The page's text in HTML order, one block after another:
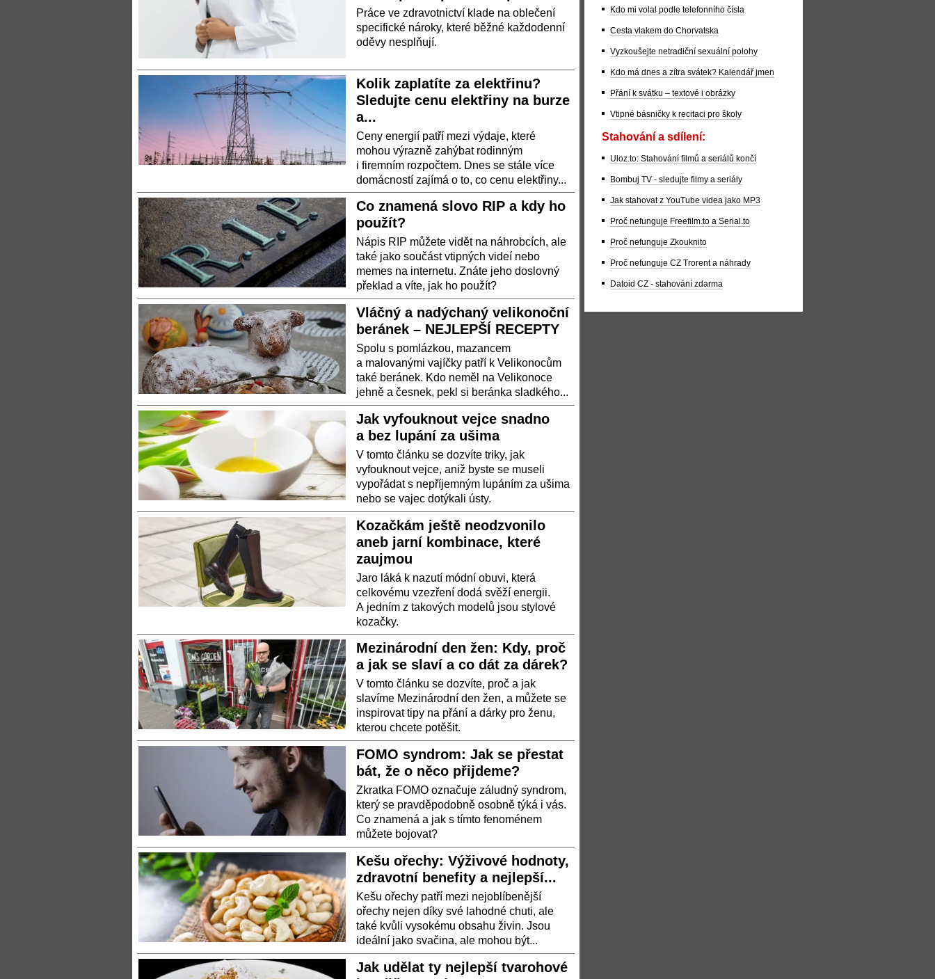
Práce ve zdravotnictví klade na oblečení
specifické nároky, které běžné každodenní
oděvy nesplňují.
Kolik zaplatíte za elektřinu?
Sledujte cenu elektřiny na burze
a...
Ceny energií patří mezi výdaje, které
mohou výrazně zahýbat rodinným
i firemním rozpočtem. Dnes se stále více
domácností zajímá o to, co cenu elektřiny...
Co znamená slovo RIP a kdy ho
použít?
Nápis RIP můžete vidět na náhrobcích, ale
také jako součást vtipných videí nebo
memes na internetu. Znáte jeho doslovný
překlad a víte, jak ho použít?
Vláčný a nadýchaný velikonoční
beránek – NEJLEPŠÍ RECEPTY
Spolu s pomlázkou, mazancem
a malovanými vajíčky patří k Velikonocům
také beránek. Kdo neměl na Velikonoce
jehně a česnek, pekl si beránka sladkého...
Jak vyfouknout vejce snadno
a bez lupání za ušima
V tomto článku se dozvíte triky, jak
vyfouknout vejce, aniž byste se museli
vypořádat s nepříjemným lupáním za ušima
nebo se vajec dotýkali ústy.
Kozačkám ještě neodzvonilo
aneb jarní kombinace, které
zaujmou
Jaro láká k nazutí módní obuvi, která
celkovému vzezření dodá svěží energii.
A jedním z takových modelů jsou stylové
kozačky.
Mezinárodní den žen: Kdy, proč
a jak se slaví a co dát za dárek?
V tomto článku se dozvíte, proč a jak
slavíme Mezinárodní den žen, a můžete se
inspirovat tipy na přání a dárky pro ženu,
kterou chcete potěšit.
FOMO syndrom: Jak se přestat
bát, že o něco přijdeme?
Zkratka FOMO označuje záludný syndrom,
který se pravděpodobně osobně týká i vás.
Co znamená a jak s tímto fenoménem
můžete bojovat?
Kešu ořechy: Výživové hodnoty,
zdravotní benefity a nejlepší...
Kešu ořechy patří mezi nejoblíbenější
ořechy nejen díky své lahodné chuti, ale
také kvůli vysokému obsahu živin. Jsou
ideální jako svačina, ale mohou být...
Jak udělat ty nejlepší tvarohové
Kdo mi volal podle telefonního čísla
Cesta vlakem do Chorvatska
Vyzkoušejte netradiční sexuální polohy
Kdo má dnes a zítra svátek? Kalendář jmen
Přání k svátku – textové i obrázky
Vtipné básničky k recitaci pro školy
Stahování a sdílení:
Uloz.to: Stahování filmů a seriálů končí
Bombuj TV - sledujte filmy a seriály
Jak stahovat z YouTube videa jako MP3
Proč nefunguje Freefilm.to a Serial.to
Proč nefunguje Zkouknito
Proč nefunguje CZ Trorent a náhrady
Datoid CZ - stahování zdarma